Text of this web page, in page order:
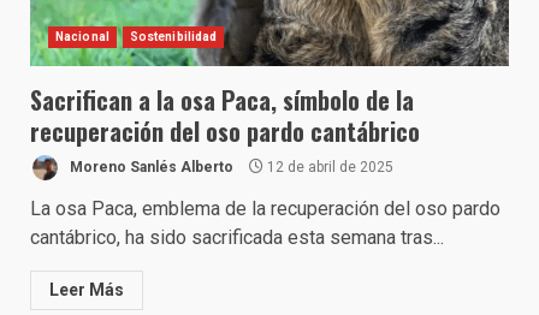
Nacional Sostenibilidad
Sacrifican a la osa Paca, símbolo de la
recuperación del oso pardo cantábrico
Moreno Sanlés Alberto 12 de abril de 2025
La osa Paca, emblema de la recuperación del oso pardo
cantábrico, ha sido sacrificada esta semana tras...
Leer Más